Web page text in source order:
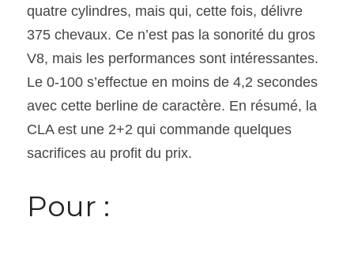
quatre cylindres, mais qui, cette fois, délivre
375 chevaux. Ce n’est pas la sonorité du gros
V8, mais les performances sont intéressantes.
Le 0-100 s’effectue en moins de 4,2 secondes
avec cette berline de caractère. En résumé, la
CLA est une 2+2 qui commande quelques
sacrifices au profit du prix.
Pour :